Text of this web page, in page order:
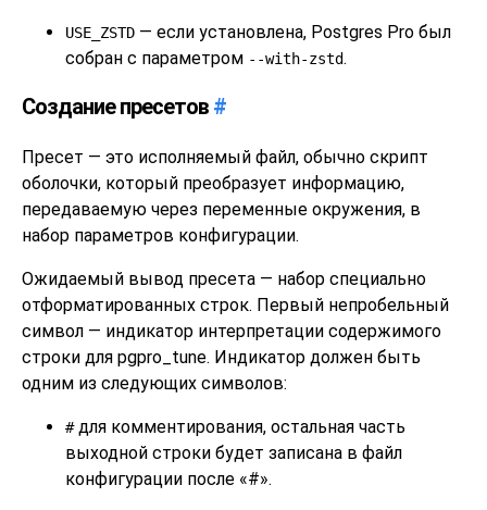
USE_ZSTD — если установлена, Postgres Pro был
собран с параметром --with-zstd.
Создание пресетов #
Пресет — это исполняемый файл, обычно скрипт
оболочки, который преобразует информацию,
передаваемую через переменные окружения, в
набор параметров конфигурации.
Ожидаемый вывод пресета — набор специально
отформатированных строк. Первый непробельный
символ — индикатор интерпретации содержимого
строки для pgpro_tune. Индикатор должен быть
одним из следующих символов:
#для комментирования, остальная часть
выходной строки будет записана в файл
конфигурации после «#».